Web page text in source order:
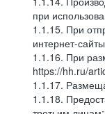
при
1.1.15. При
интернет-
1.1.16. При
https://hh.ru/
1.1.17.
1.1.18.